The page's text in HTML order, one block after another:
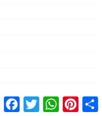
a
T
w
W
h